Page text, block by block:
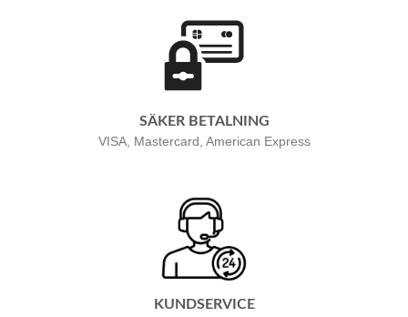
SÄKER BETALNING
VISA, Mastercard, American Express
KUNDSERVICE